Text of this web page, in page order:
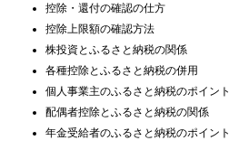
控除・還付の確認の仕方
控除上限額の確認方法
株投資とふるさと納税の関係
各種控除とふるさと納税の併用
個人事業主のふるさと納税のポイント
配偶者控除とふるさと納税の関係
年金受給者のふるさと納税のポイント